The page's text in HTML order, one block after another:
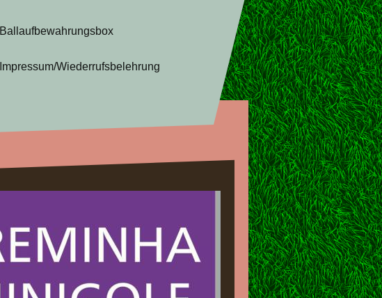
Ballaufbewahrungsbox
Impressum/Wiederrufsbelehrung